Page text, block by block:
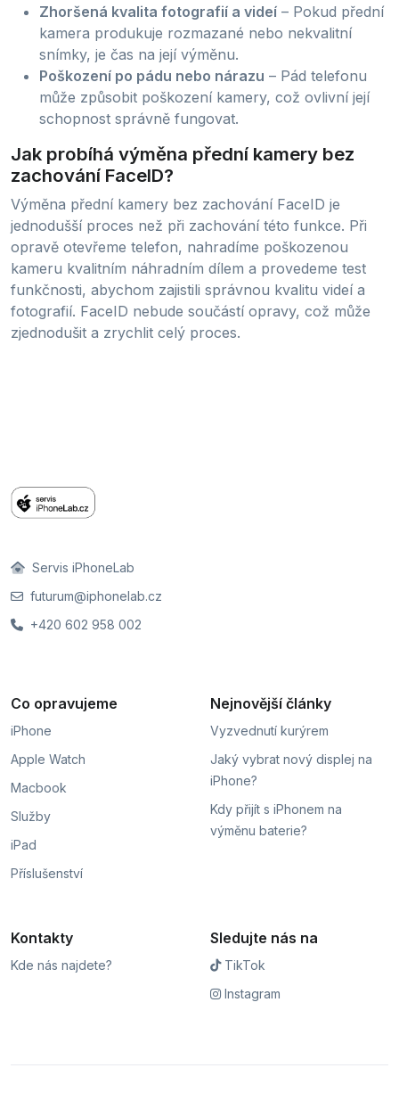
Zhoršená kvalita fotografií a videí – Pokud přední
kamera produkuje rozmazané nebo nekvalitní
snímky, je čas na její výměnu.
Poškození po pádu nebo nárazu – Pád telefonu
může způsobit poškození kamery, což ovlivní její
schopnost správně fungovat.
Jak probíhá výměna přední kamery bez
zachování FaceID?
Výměna přední kamery bez zachování FaceID je
jednodušší proces než při zachování této funkce. Při
opravě otevřeme telefon, nahradíme poškozenou
kameru kvalitním náhradním dílem a provedeme test
funkčnosti, abychom zajistili správnou kvalitu videí a
fotografií. FaceID nebude součástí opravy, což může
zjednodušit a zrychlit celý proces.
Servis iPhoneLab
futurum@iphonelab.cz
+420 602 958 002
Co opravujeme
iPhone
Apple Watch
Macbook
Služby
iPad
Příslušenství
Nejnovější články
Vyzvednutí kurýrem
Jaký vybrat nový displej na
iPhone?
Kdy přijít s iPhonem na
výměnu baterie?
Kontakty
Kde nás najdete?
Sledujte nás na
TikTok
Instagram